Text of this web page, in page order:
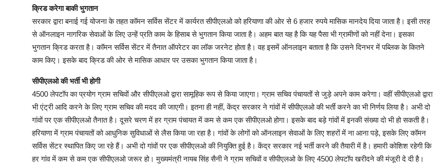
क्रिड करेगा बाकी भुगतान
सरकार द्वारा बनाई गई योजना के तहत कॉमन सर्विस सेंटर में कार्यरत सीपीएलओ को हरियाणा की ओर से 6 हजार रुपये मासिक मानदेय दिया जाता है। इसी तरह
से ऑनलाइन नागरिक सेवाओं के लिए उन्हें प्रति काम के हिसाब से भुगतान किया जाता है। अहम बात यह है कि यह पैसा भी ग्रामीणों को नहीं देना। इसका
भुगतान क्रिड करता है। कॉमन सर्विस सेंटर में तैनात ऑपरेटर का लॉक जरनेट होता है। वह इसमें ऑनलाइन बताता है कि उसने दिनभर में पब्लिक के कितने
काम किए। इसके बाद क्रिड की ओर से मासिक आधार पर उसका भुगतान किया जाता है।
सीपीएलओ की भर्ती भी होगी
4500 लेपटॉप का प्रयोग ग्राम सचिवों और सीपीएलओ द्वारा सामूहिक रूप से किया जाएगा। ग्राम सचिव पंचायतों से जुड़े अपने काम करेगा। वहीं सीपीएलओ द्वारा
भी एंट्री आदि करने के लिए ग्राम सचिव की मदद की जाएगी। इतना ही नहीं, केंद्र सरकार ने गांवों में सीपीएलओ की भर्ती करने का भी निर्णय लिया है। अभी दो
गांवों पर एक सीपीएलओ तैनात है। दूसरे चरण में हर ग्राम पंचायत में कम से कम एक सीपीएलओ होगा। इसके बाद बड़े गांवों में इनकी संख्या दो भी हो सकती है।
हरियाणा में ग्राम पंचायतों को आधुनिक सुविधाओं से लैस किया जा रहा है। गांवों के लोगों को ऑनलाइन सेवाओं के लिए शहरों में ना आना पड़े, इसके लिए कॉमन
सर्विस सेंटर स्थापित किए जा रहे हैं। अभी दो गांवों पर एक सीपीएलओ की नियुक्ति हुई है। केंद्र सरकार नई भर्ती करने की तैयारी में है। हमारी कोशिश रहेगी कि
हर गांव में कम से कम एक सीपीएलओ जरूर हो। मुख्यमंत्री नायब सिंह सैनी ने ग्राम सचिवों व सीपीएलओ के लिए 4500 लेपटॉप खरीदने की मंजूरी दे दी है।